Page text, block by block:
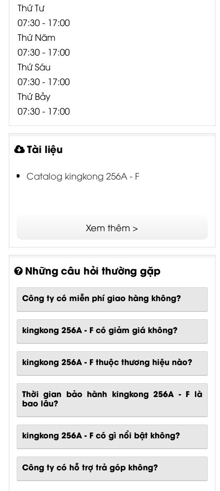
Thứ Tư
07:30 - 17:00
Thứ Năm
07:30 - 17:00
Thứ Sáu
07:30 - 17:00
Thứ Bảy
07:30 - 17:00
Tài liệu
Catalog kingkong 256A - F
Xem thêm >
Những câu hỏi thường gặp
Công ty có miễn phí giao hàng không?
kingkong 256A - F có giảm giá không?
kingkong 256A - F thuộc thương hiệu nào?
Thời gian bảo hành kingkong 256A - F là
bao lâu?
kingkong 256A - Fcó gì nổi bật không?
Công ty có hỗ trợ trả góp không?